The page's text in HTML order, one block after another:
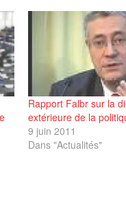
Rapport Falbr sur la
extérieure de la
9 juin 2011
Dans "Actualités"